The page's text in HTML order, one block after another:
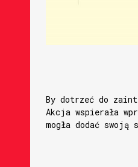
By dotrzeć do
Akcja wspierała
mogła dodać